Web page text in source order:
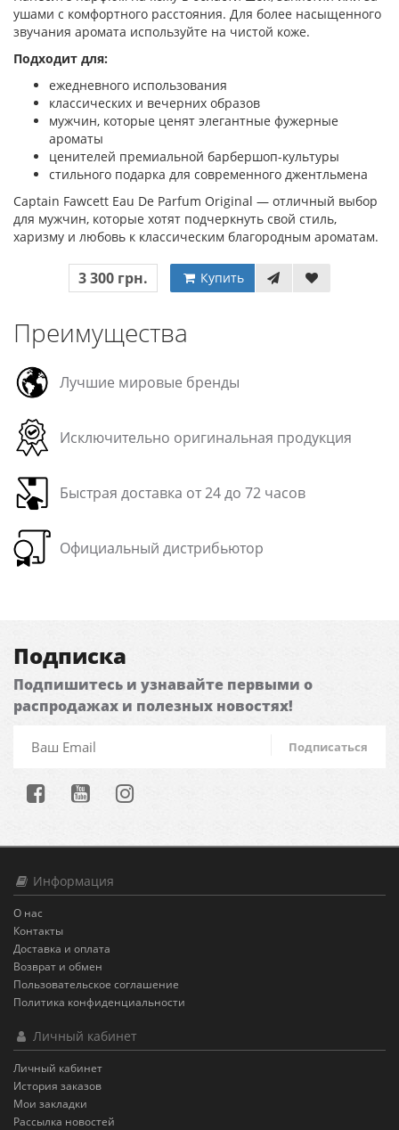
ушами с комфортного расстояния. Для более насыщенного
звучания аромата используйте на чистой коже.
Подходит для:
ежедневного использования
классических и вечерних образов
мужчин, которые ценят элегантные фужерные
ароматы
ценителей премиальной барбершоп-культуры
стильного подарка для современного джентльмена
Captain Fawcett Eau De Parfum Original — отличный выбор
для мужчин, которые хотят подчеркнуть свой стиль,
харизму и любовь к классическим благородным ароматам.
3 300 грн. Купить
Преимущества
Лучшие мировые бренды
Исключительно оригинальная продукция
Быстрая доставка от 24 до 72 часов
Официальный дистрибьютор
Подписка
Подпишитесь и узнавайте первыми о
распродажах и полезных новостях!
Подписаться
Информация
О нас
Контакты
Доставка и оплата
Возврат и обмен
Пользовательское соглашение
Политика конфиденциальности
Личный кабинет
Личный кабинет
История заказов
Мои закладки
Рассылка новостей